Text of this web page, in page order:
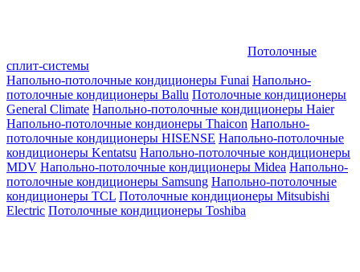
Потолочные
сплит-системы
Напольно-потолочные кондиционеры Funai Напольно-
потолочные кондиционеры Ballu Потолочные кондиционеры
General Climate Напольно-потолочные кондиционеры Haier
Напольно-потолочные кондионеры Thaicon Напольно-
потолочные кондиционеры HISENSE Напольно-потолочные
кондиционеры Kentatsu Напольно-потолочные кондиционеры
MDV Напольно-потолочные кондиционеры Midea Напольно-
потолочные кондиционеры Samsung Напольно-потолочные
кондиционеры TCL Потолочные кондиционеры Mitsubishi
Electric Потолочные кондиционеры Toshiba